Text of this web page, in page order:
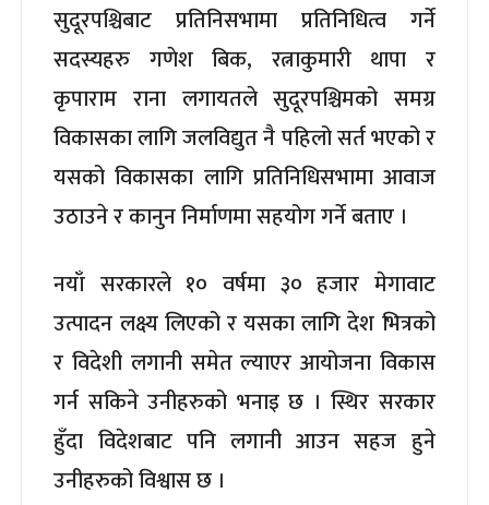
सुदूरपश्चिबाट प्रतिनिसभामा प्रतिनिधित्व गर्ने
सदस्यहरु गणेश बिक, रत्नाकुमारी थापा र
कृपाराम राना लगायतले सुदूरपश्चिमको समग्र
विकासका लागि जलविद्युत नै पहिलो सर्त भएको र
यसको विकासका लागि प्रतिनिधिसभामा आवाज
उठाउने र कानुन निर्माणमा सहयोग गर्ने बताए ।
नयाँ सरकारले १० वर्षमा ३० हजार मेगावाट
उत्पादन लक्ष्य लिएको र यसका लागि देश भित्रको
र विदेशी लगानी समेत ल्याएर आयोजना विकास
गर्न सकिने उनीहरुको भनाइ छ । स्थिर सरकार
हुँदा विदेशबाट पनि लगानी आउन सहज हुने
उनीहरुको विश्वास छ ।